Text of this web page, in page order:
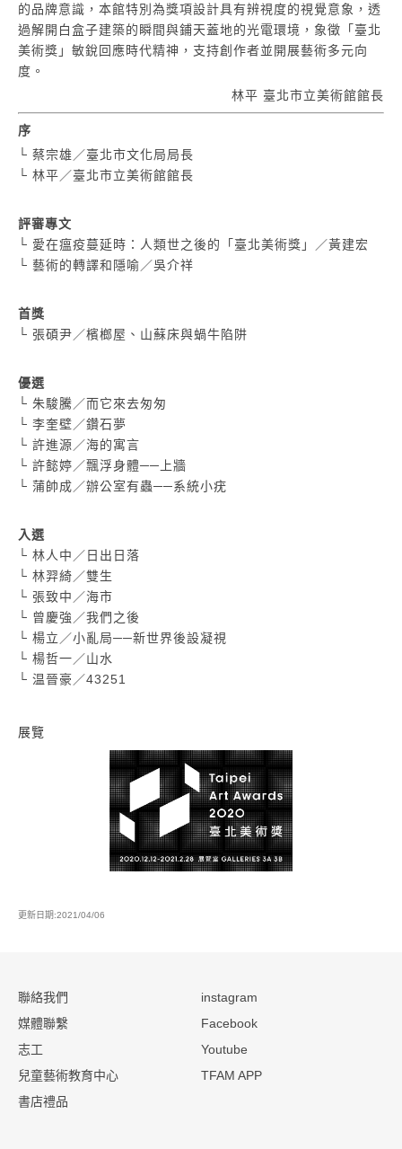
的品牌意識，本館特別為獎項設計具有辨視度的視覺意象，透
過解開白盒子建築的瞬間與鋪天蓋地的光電環境，象徵「臺北
美術獎」敏銳回應時代精神，支持創作者並開展藝術多元向
度。
林平 臺北市立美術館館長
序
└ 蔡宗雄／臺北市文化局局長
└ 林平／臺北市立美術館館長
評審專文
└ 愛在瘟疫蔓延時：人類世之後的「臺北美術獎」／黃建宏
└ 藝術的轉譯和隱喻／吳介祥
首獎
└ 張碩尹／檳榔屋、山蘇床與蝸牛陷阱
優選
└ 朱駿騰／而它來去匆匆
└ 李奎壁／鑽石夢
└ 許進源／海的寓言
└ 許懿婷／飄浮身體──上牆
└ 蒲帥成／辦公室有蟲──系統小疣
入選
└ 林人中／日出日落
└ 林羿綺／雙生
└ 張致中／海市
└ 曾慶強／我們之後
└ 楊立／小亂局──新世界後設凝視
└ 楊哲一／山水
└ 温晉豪／43251
展覽
2020臺北美術獎
更新日期:2021/04/06
聯絡我們
媒體聯繫
志工
兒童藝術教育中心
書店禮品
instagram
Facebook
Youtube
TFAM APP